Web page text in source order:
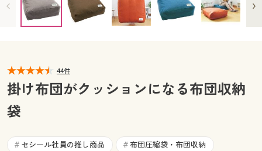
カタログ無料プレゼント
マイページ
閲覧履歴
お気に入り
会員メニュー
閲覧履歴
お気に入り
44件
掛け布団がクッションになる布団収納
袋
# セシール社員の推し商品 # 布団圧縮袋・布団収納